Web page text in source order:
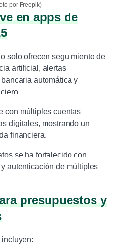
por Freepik)
en apps de
solo ofrecen seguimiento de
artificial, alertas
automática y
con múltiples cuentas
digitales, mostrando un
financiera.
se ha fortalecido con
autenticación de múltiples
presupuestos y
incluyen: